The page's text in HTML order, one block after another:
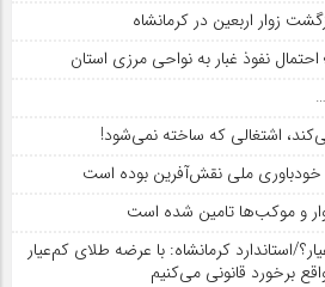
زوار اربعین در کرمانشاه
احتمال نفوذ غبار به نواحی مرزی استان
اشتغالی که ساخته نمی‌شود!
ملی نقش‌آفرین بوده است
و موکب‌ها تامین شده است
۱۸ عیار یا اعتماد ۱۸ عیار؟/استاندارد کرمانشاه: با عرضه طلای کم‌عیار
برخورد قانونی می‌کنیم